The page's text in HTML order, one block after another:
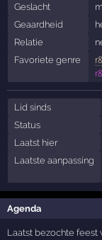
Geslacht
Geaardheid
Relatie
Favoriete genre
Lid sinds
Status
Laatst hier
Laatste aanpassing
Agenda
Laatst bezochte feest